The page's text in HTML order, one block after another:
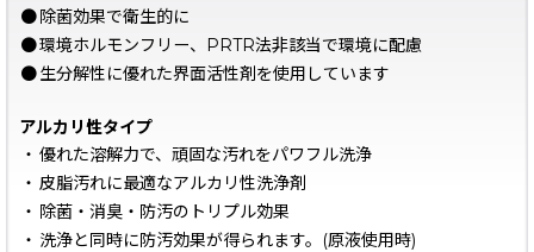
●除菌効果で衛生的に
●環境ホルモンフリー、PRTR法非該当で環境に配慮
●生分解性に優れた界面活性剤を使用しています
アルカリ性タイプ
・ 優れた溶解力で、頑固な汚れをパワフル洗浄
・ 皮脂汚れに最適なアルカリ性洗浄剤
・ 除菌・消臭・防汚のトリプル効果
・ 洗浄と同時に防汚効果が得られます。(原液使用時)